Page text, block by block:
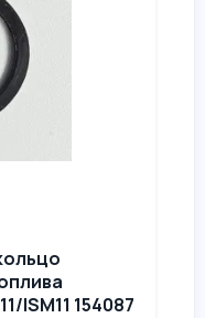
ISM11 154087